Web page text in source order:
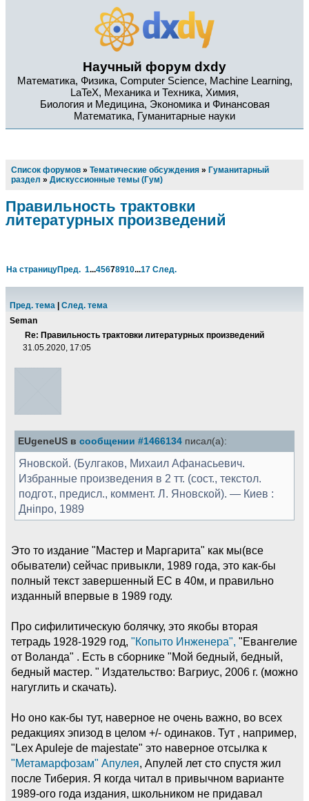
Научный форум dxdy
Математика, Физика, Computer Science, Machine Learning,
LaTeX, Механика и Техника, Химия,
Биология и Медицина, Экономика и Финансовая
Математика, Гуманитарные науки
Список форумов » Тематические обсуждения » Гуманитарный
раздел » Дискуссионные темы (Гум)
Правильность трактовки
литературных произведений
На страницуПред. 1...45678910...17 След.
Пред. тема
След. тема
Seman
Re: Правильность трактовки литературных произведений
31.05.2020, 17:05
EUgeneUS в сообщении #1466134 писал(а):
Яновской. (Булгаков, Михаил Афанасьевич.
Избранные произведения в 2 тт. (сост., текстол.
подгот., предисл., коммент. Л. Яновской). — Киев :
Дніпро, 1989
Это то издание "Мастер и Маргарита" как мы(все
обыватели) сейчас привыкли, 1989 года, это как-бы
полный текст завершенный ЕС в 40м, и правильно
изданный впервые в 1989 году.
Про сифилитическую болячку, это якобы вторая
тетрадь 1928-1929 год, "Копыто Инженера", "Евангелие
от Воланда" . Есть в сборнике "Мой бедный, бедный,
бедный мастер. " Издательство: Вагриус, 2006 г. (можно
нагуглить и скачать).
Но оно как-бы тут, наверное не очень важно, во всех
редакциях эпизод в целом +/- одинаков. Тут , например,
"Lex Apuleje de majestate" это наверное отсылка к
"Метамарфозам" Апулея, Апулей лет сто спустя жил
после Тиберия. Я когда читал в привычном варианте
1989-ого года издания, школьником не придавал